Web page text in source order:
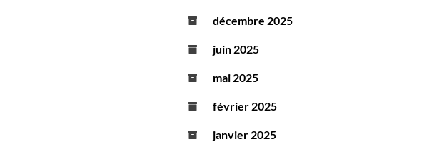
décembre 2025
juin 2025
mai 2025
février 2025
janvier 2025